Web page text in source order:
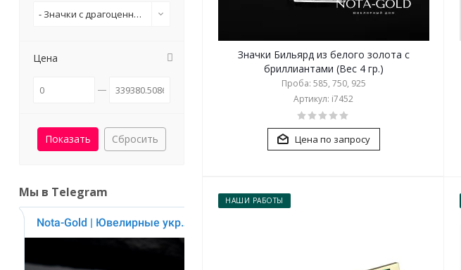
Значки Бильярд из белого золота с
бриллиантами (Вес 4 гр.)
Проба: 585, 750, 925
Артикул: i7452
Цена по запросу
НАШИ РАБОТЫ
- Значки с драгоценными камням
Цена
Сбросить
Мы в Telegram